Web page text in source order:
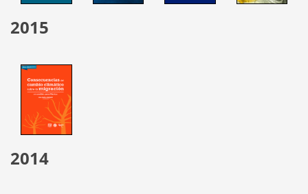
2015
2014